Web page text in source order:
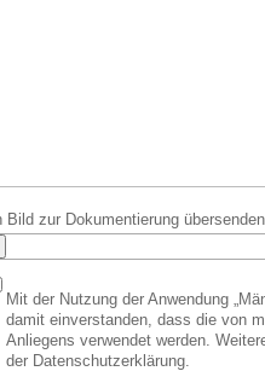
zur Dokumentierung übersenden
Mit der Nutzung der Anwendung
damit einverstanden, dass die von
Anliegens verwendet werden.
der Datenschutzerklärung.